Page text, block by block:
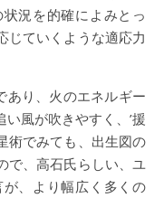
況を的確によみとっ
じていくような適応力
り、火のエネルギー
風が吹きやすく、’援
術でみても、出生図の
で、高石氏らしい、ユ
、より幅広く多くの